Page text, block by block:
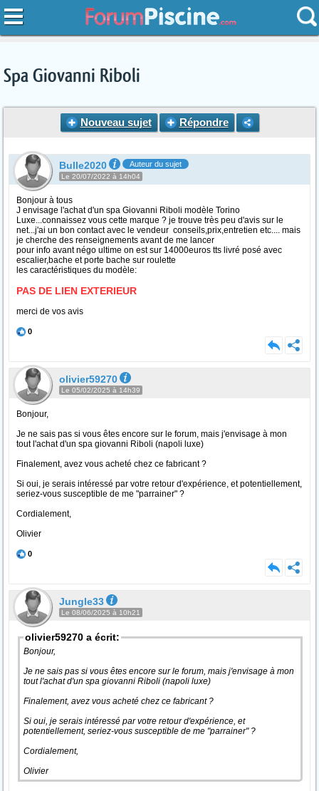
Spa Giovanni Riboli
Nouveau sujet Répondre
Bulle2020 Auteur du sujet
Le 20/07/2022 à 14h04
Bonjour à tous
J envisage l'achat d'un spa Giovanni Riboli modèle Torino
Luxe...connaissez vous cette marque ? je trouve très peu d'avis sur le
net...j'ai un bon contact avec le vendeur conseils,prix,entretien etc.... mais
je cherche des renseignements avant de me lancer
pour info avant négo ultime on est sur 14000euros tts livré posé avec
escalier,bache et porte bache sur roulette
les caractéristiques du modèle:
PAS DE LIEN EXTERIEUR
merci de vos avis
0
olivier59270
Le 05/02/2025 à 14h39
Bonjour,
Je ne sais pas si vous êtes encore sur le forum, mais j'envisage à mon
tout l'achat d'un spa giovanni Riboli (napoli luxe)
Finalement, avez vous acheté chez ce fabricant ?
Si oui, je serais intéressé par votre retour d'expérience, et potentiellement,
seriez-vous susceptible de me "parrainer" ?
Cordialement,
Olivier
0
Jungle33
Le 08/06/2025 à 10h21
olivier59270 a écrit:
Bonjour,
Je ne sais pas si vous êtes encore sur le forum, mais j'envisage à mon
tout l'achat d'un spa giovanni Riboli (napoli luxe)
Finalement, avez vous acheté chez ce fabricant ?
Si oui, je serais intéressé par votre retour d'expérience, et
potentiellement, seriez-vous susceptible de me "parrainer" ?
Cordialement,
Olivier